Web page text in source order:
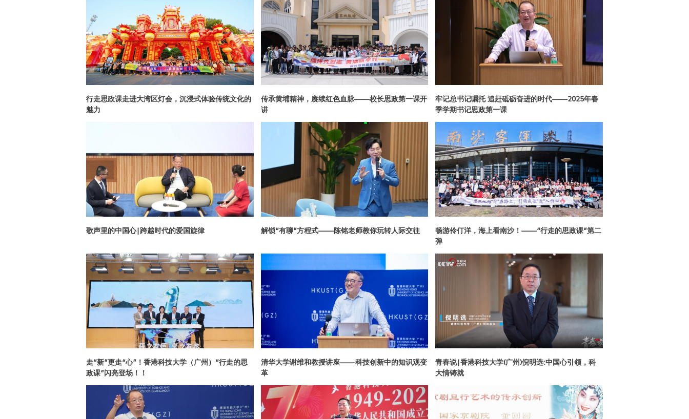
行走思政课走进大湾区灯会，沉浸式体验传统文化的
魅力
传承黄埔精神，赓续红色血脉——校长思政第一课开
讲
牢记总书记嘱托 追赶砥砺奋进的时代——2025年春
季学期书记思政第一课
歌声里的中国心|跨越时代的爱国旋律 解锁“有聊”方程式——陈铭老师教你玩转人际交往
畅游伶仃洋，海上看南沙！——“行走的思政课”第二
弹
走“新”更走“心”！香港科技大学（广州）“行走的思
政课”闪亮登场！！
清华大学谢维和教授讲座——科技创新中的知识观变
革
青春说|香港科技大学(广州)倪明选:中国心引领，科
大情铸就